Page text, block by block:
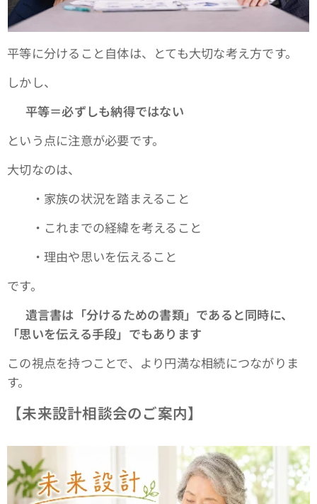
平等に分けること自体は、とても大切な考え方です。
しかし、
平等＝必ずしも納得ではない
という点に注意が必要です。
大切なのは、
・家族の状況を踏まえること
・これまでの経緯を考えること
・理由や思いを伝えること
です。
遺言書は「分けるための書類」であると同時に、
「思いを伝える手段」でもあります
この視点を持つことで、より円満な相続につながりま
す。
【未来設計相談会のご案内】